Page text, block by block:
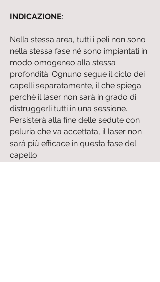
INDICAZIONE:
Nella stessa area, tutti i peli non sono
nella stessa fase né sono impiantati in
modo omogeneo alla stessa
profondità. Ognuno segue il ciclo dei
capelli separatamente, il che spiega
perché il laser non sarà in grado di
distruggerli tutti in una sessione.
Persisterà alla fine delle sedute con
peluria che va accettata, il laser non
sarà più efficace in questa fase del
capello.